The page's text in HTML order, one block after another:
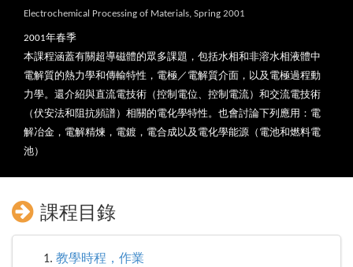
Electrochemical Processing of Materials, Spring 2001
2001年春季
本課程涵蓋有關超導磁體的眾多課題，包括水相和非溶水相液體中
電解質的熱力學和傳輸特性，電極／電解質介面，以及電極過程動
力學。還介紹與直流電技術（控制電位、控制電流）和交流電技術
（伏安法和阻抗頻譜）相關的電化學特性。也會討論下列應用：電
解冶金，電解精煉，電鍍，電合成以及電化學能源（電池和燃料電
池）
課程目錄
教學時程，作業